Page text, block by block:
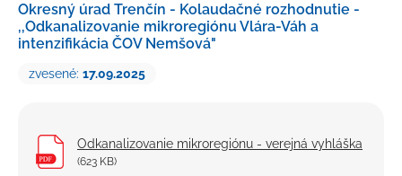
Okresný úrad Trenčín - Kolaudačné rozhodnutie -
,,Odkanalizovanie mikroregiónu Vlára-Váh a
intenzifikácia ČOV Nemšová"
zvesené: 17.09.2025
Odkanalizovanie mikroregiónu - verejná vyhláška
(623 KB)